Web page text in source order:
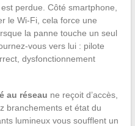
perdue. Côté smartphone,
le Wi-Fi, cela force une
la panne touche un seul
vous vers lui : pilote
dysfonctionnement
au réseau ne reçoit d’accès,
branchements et état du
lumineux vous soufflent un